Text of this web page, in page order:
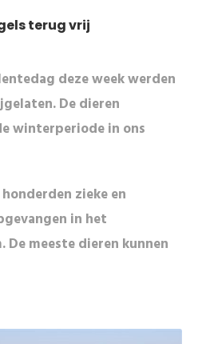
terug vrij
deze week werden
De dieren
winterperiode in ons
honderden zieke en
in het
meeste dieren kunnen